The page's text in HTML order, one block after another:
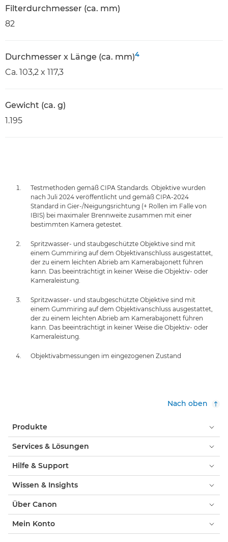
Filterdurchmesser (ca. mm)
82
Durchmesser x Länge (ca. mm)4
Ca. 103,2 x 117,3
Gewicht (ca. g)
1.195
Testmethoden gemäß CIPA Standards. Objektive wurden
nach Juli 2024 veröffentlicht und gemäß CIPA-2024
Standard in Gier-/Neigungsrichtung (+ Rollen im Falle von
IBIS) bei maximaler Brennweite zusammen mit einer
bestimmten Kamera getestet.
Spritzwasser- und staubgeschützte Objektive sind mit
einem Gummiring auf dem Objektivanschluss ausgestattet,
der zu einem leichten Abrieb am Kamerabajonett führen
kann. Das beeinträchtigt in keiner Weise die Objektiv- oder
Kameraleistung.
Spritzwasser- und staubgeschützte Objektive sind mit
einem Gummiring auf dem Objektivanschluss ausgestattet,
der zu einem leichten Abrieb am Kamerabajonett führen
kann. Das beeinträchtigt in keiner Weise die Objektiv- oder
Kameraleistung.
Objektivabmessungen im eingezogenen Zustand
Nach oben
Produkte
Services & Lösungen
Hilfe & Support
Wissen & Insights
Über Canon
Mein Konto